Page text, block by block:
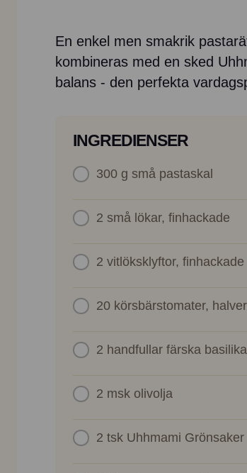
En enkel men smakrik
kombineras med en sked
balans - den perfekta
INGREDIENSER
300 g små pastaskal
2 små lökar, finhackade
2 vitlöksklyftor, finhackade
20 körsbärstomater,
2 handfullar färska
2 msk olivolja
2 tsk Uhhmami Grönsaker